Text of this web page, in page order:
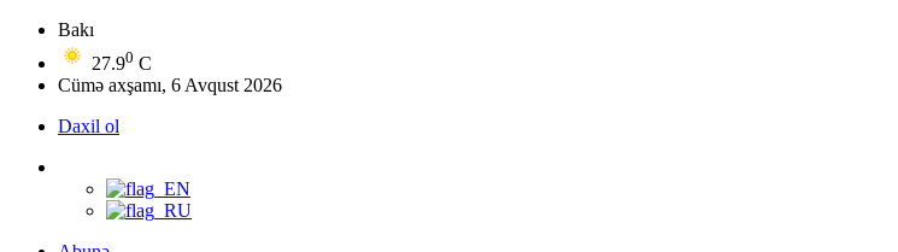
Bakı
27.90 C
Cümə axşamı, 6 Avqust 2026
Daxil ol